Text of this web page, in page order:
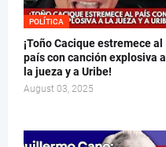
POLÍTICA
¡Toño Cacique estremece al
país con canción explosiva a
la jueza y a Uribe!
August 03, 2025